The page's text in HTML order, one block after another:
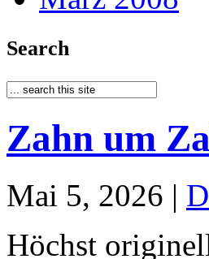
Search
Zahn um
Mai 5, 2026 |
Höchst